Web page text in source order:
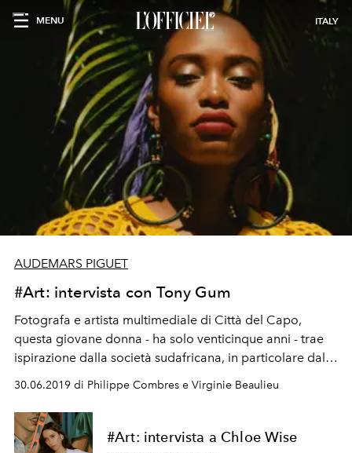
MENU ITALY
AUDEMARS PIGUET
#Art: intervista con Tony Gum
Fotografa e artista multimediale di Città del Capo,
questa giovane donna - ha solo venticinque anni - trae
ispirazione dalla società sudafricana, in particolare dalla
minoranza Xhosa e dalle icone femminili della cultura
30.06.2019 di Philippe Combres e Virginie Beaulieu
#Art: intervista a Chloe Wise